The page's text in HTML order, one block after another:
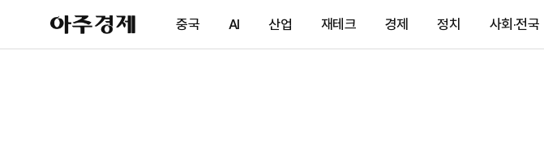
아
주
제
중국 AI 산업 재테크 경제 정치 사회·전국